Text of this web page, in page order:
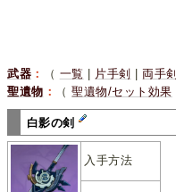
武器 ： （ 一覧 片手剣 |両手剣
聖遺物 ： （聖遺物/セット効果
白影の剣
入手方法